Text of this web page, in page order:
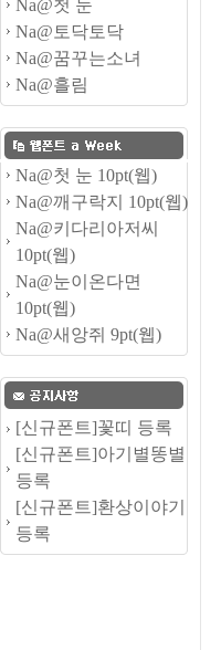
Na@첫 눈
Na@토닥토닥
Na@꿈꾸는소녀
Na@흘림
Na@첫 눈 10pt(웹)
Na@깨구락지 10pt(웹)
Na@키다리아저씨
10pt(웹)
Na@눈이온다면
10pt(웹)
Na@새앙쥐 9pt(웹)
[신규폰트]꽃띠 등록
[신규폰트]아기별똥별
등록
[신규폰트]환상이야기
등록